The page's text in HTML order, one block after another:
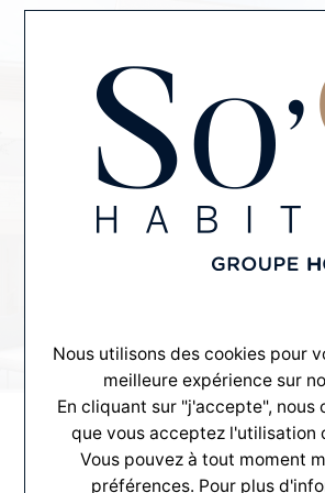
INSPIRATION SUR-
SO’#4
SO'#4
Nous utilisons des cookies pour
meilleure expérience sur
En cliquant sur "j'accepte", nous
que vous acceptez l'utilisation
Vous pouvez à tout moment
préférences. Pour plus